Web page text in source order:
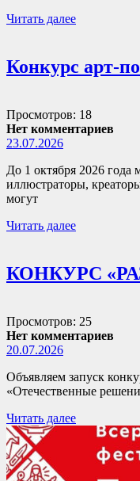
Читать далее
Конкурс арт-
Просмотров: 18
Нет комментариев
23.07.2026
До 1 октября 2026
иллюстраторы,
могут
Читать далее
КОНКУРС
Просмотров: 25
Нет комментариев
20.07.2026
Объявляем запуск
«Отечественные
Читать далее